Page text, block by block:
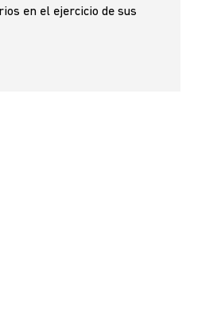
en el ejercicio de sus